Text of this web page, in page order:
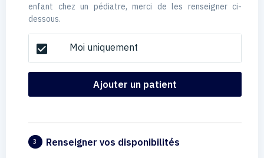
enfant chez un pédiatre, merci de les renseigner ci-
dessous.
check_box Moi uniquement
Ajouter un patient
3 Renseigner vos disponibilités